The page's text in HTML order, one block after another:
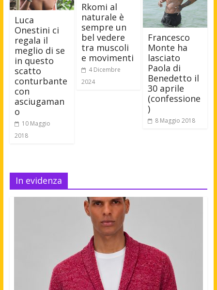
Luca
Onestini ci
regala il
meglio di se
in questo
scatto
conturbante
con
asciugaman
o
10 Maggio
2018
Rkomi al
naturale è
sempre un
bel vedere
tra muscoli
e movimenti
4 Dicembre
2024
Francesco
Monte ha
lasciato
Paola di
Benedetto il
30 aprile
(confessione
)
8 Maggio 2018
In evidenza